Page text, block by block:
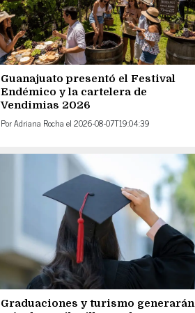
Guanajuato presentó el Festival
Endémico y la cartelera de
Vendimias 2026
PorAdriana Rocha el 2026-08-07T19:04:39
Graduaciones y turismo generarán